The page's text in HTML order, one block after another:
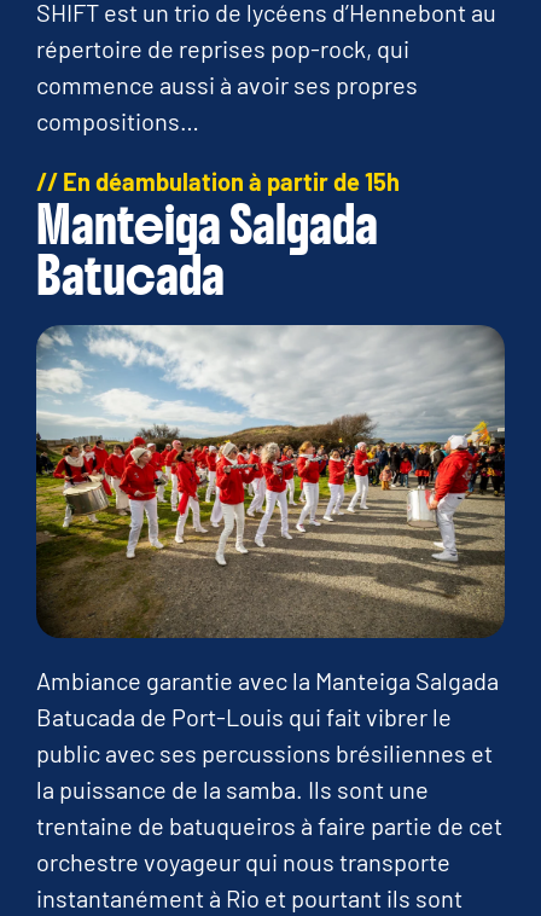
SHIFT est un trio de lycéens d’Hennebont au
répertoire de reprises pop-rock, qui
commence aussi à avoir ses propres
compositions…
// En déambulation à partir de 15h
Manteiga Salgada
Batucada
Ambiance garantie avec la Manteiga Salgada
Batucada de Port-Louis qui fait vibrer le
public avec ses percussions brésiliennes et
la puissance de la samba. Ils sont une
trentaine de batuqueiros à faire partie de cet
orchestre voyageur qui nous transporte
instantanément à Rio et pourtant ils sont